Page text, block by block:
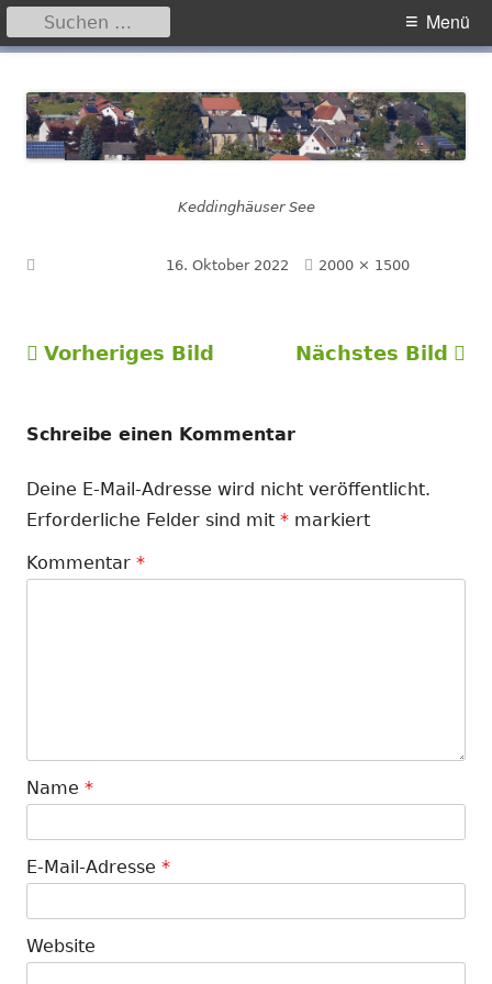
zum
Inhalt
Primäres
Menü
Suchen
nach:
Keddinghäuser See
16. Oktober 2022 Volle
2000 × 1500
Vorheriges Bild Nächstes Bild
Schreibe einen Kommentar
Deine E-Mail-Adresse wird nicht veröffentlicht.
Erforderliche Felder sind mit * markiert
Kommentar *
Name *
E-Mail-Adresse *
Website